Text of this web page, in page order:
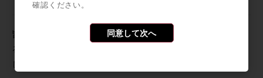
皆様のスタジオは既にご対応されましたか？ご使用にな
るスタジオの設定値を確認し、アナログ機器との受け渡
確認ください。
同意して次へ